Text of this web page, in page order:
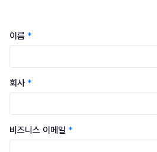
이름 *
회사 *
비즈니스 이메일 *